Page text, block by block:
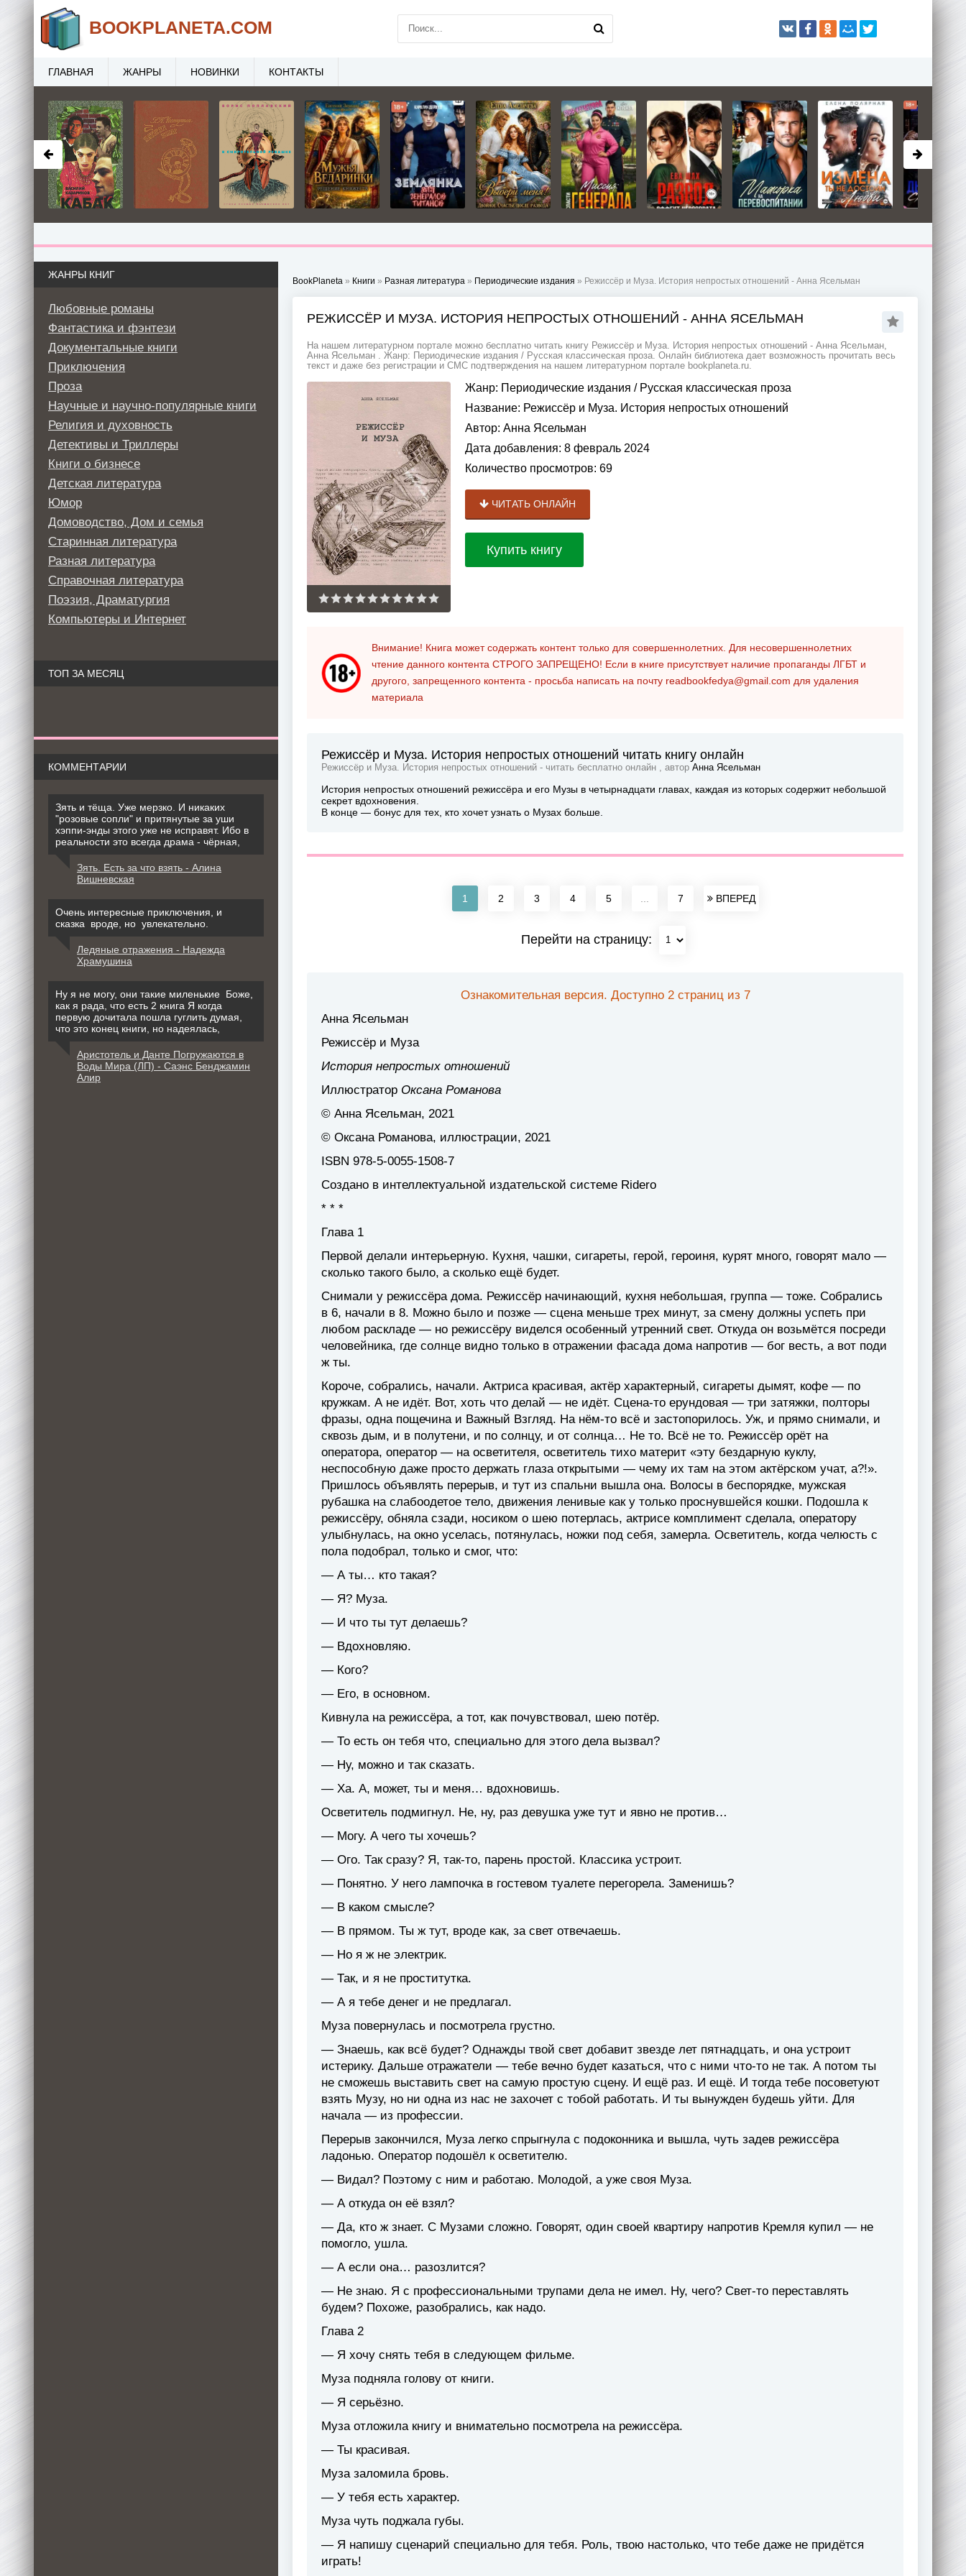
BookPlaneta » Книги » Разная литература » Периодические издания » Режиссёр и Муза. История непростых отношений - Анна Ясельман
РЕЖИССЁР И МУЗА. ИСТОРИЯ НЕПРОСТЫХ ОТНОШЕНИЙ - АННА ЯСЕЛЬМАН
На нашем литературном портале можно бесплатно читать книгу Режиссёр и Муза. История непростых отношений - Анна Ясельман,
Анна Ясельман . Жанр: Периодические издания / Русская классическая проза. Онлайн библиотека дает возможность прочитать весь
текст и даже без регистрации и СМС подтверждения на нашем литературном портале bookplaneta.ru.
Жанр: Периодические издания / Русская классическая проза
Название: Режиссёр и Муза. История непростых отношений
Автор: Анна Ясельман
Дата добавления: 8 февраль 2024
Количество просмотров: 69
ЧИТАТЬ ОНЛАЙН
Купить книгу
Внимание! Книга может содержать контент только для совершеннолетних. Для несовершеннолетних
чтение данного контента СТРОГО ЗАПРЕЩЕНО! Если в книге присутствует наличие пропаганды ЛГБТ и
другого, запрещенного контента - просьба написать на почту readbookfedya@gmail.com для удаления
материала
Режиссёр и Муза. История непростых отношений читать книгу онлайн
Режиссёр и Муза. История непростых отношений - читать бесплатно онлайн , автор Анна Ясельман
История непростых отношений режиссёра и его Музы в четырнадцати главах, каждая из которых содержит небольшой
секрет вдохновения.
В конце — бонус для тех, кто хочет узнать о Музах больше.
1 2 3 4 5 7 ВПЕРЕД
Перейти на страницу:
Ознакомительная версия. Доступно 2 страниц из 7
Анна Ясельман
Режиссёр и Муза
История непростых отношений
Иллюстратор Оксана Романова
© Анна Ясельман, 2021
© Оксана Романова, иллюстрации, 2021
ISBN 978-5-0055-1508-7
Создано в интеллектуальной издательской системе Ridero
* * *
Глава 1
Первой делали интерьерную. Кухня, чашки, сигареты, герой, героиня, курят много, говорят мало —
сколько такого было, а сколько ещё будет.
Снимали у режиссёра дома. Режиссёр начинающий, кухня небольшая, группа — тоже. Собрались
в 6, начали в 8. Можно было и позже — сцена меньше трех минут, за смену должны успеть при
любом раскладе — но режиссёру виделся особенный утренний свет. Откуда он возьмётся посреди
человейника, где солнце видно только в отражении фасада дома напротив — бог весть, а вот поди
ж ты.
Короче, собрались, начали. Актриса красивая, актёр характерный, сигареты дымят, кофе — по
кружкам. А не идёт. Вот, хоть что делай — не идёт. Сцена-то ерундовая — три затяжки, полторы
фразы, одна пощечина и Важный Взгляд. На нём-то всё и застопорилось. Уж, и прямо снимали, и
сквозь дым, и в полутени, и по солнцу, и от солнца… Не то. Всё не то. Режиссёр орёт на
оператора, оператор — на осветителя, осветитель тихо материт «эту бездарную куклу,
неспособную даже просто держать глаза открытыми — чему их там на этом актёрском учат, а?!».
Пришлось объявлять перерыв, и тут из спальни вышла она. Волосы в беспорядке, мужская
рубашка на слабоодетое тело, движения ленивые как у только проснувшейся кошки. Подошла к
режиссёру, обняла сзади, носиком о шею потерлась, актрисе комплимент сделала, оператору
улыбнулась, на окно уселась, потянулась, ножки под себя, замерла. Осветитель, когда челюсть с
пола подобрал, только и смог, что:
— А ты… кто такая?
— Я? Муза.
— И что ты тут делаешь?
— Вдохновляю.
— Кого?
— Его, в основном.
Кивнула на режиссёра, а тот, как почувствовал, шею потёр.
— То есть он тебя что, специально для этого дела вызвал?
— Ну, можно и так сказать.
— Ха. А, может, ты и меня… вдохновишь.
Осветитель подмигнул. Не, ну, раз девушка уже тут и явно не против…
— Могу. А чего ты хочешь?
— Ого. Так сразу? Я, так-то, парень простой. Классика устроит.
— Понятно. У него лампочка в гостевом туалете перегорела. Заменишь?
— В каком смысле?
— В прямом. Ты ж тут, вроде как, за свет отвечаешь.
— Но я ж не электрик.
— Так, и я не проститутка.
— А я тебе денег и не предлагал.
Муза повернулась и посмотрела грустно.
— Знаешь, как всё будет? Однажды твой свет добавит звезде лет пятнадцать, и она устроит
истерику. Дальше отражатели — тебе вечно будет казаться, что с ними что-то не так. А потом ты
не сможешь выставить свет на самую простую сцену. И ещё раз. И ещё. И тогда тебе посоветуют
взять Музу, но ни одна из нас не захочет с тобой работать. И ты вынужден будешь уйти. Для
начала — из профессии.
Перерыв закончился, Муза легко спрыгнула с подоконника и вышла, чуть задев режиссёра
ладонью. Оператор подошёл к осветителю.
— Видал? Поэтому с ним и работаю. Молодой, а уже своя Муза.
— А откуда он её взял?
— Да, кто ж знает. С Музами сложно. Говорят, один своей квартиру напротив Кремля купил — не
помогло, ушла.
— А если она… разозлится?
— Не знаю. Я с профессиональными трупами дела не имел. Ну, чего? Свет-то переставлять
будем? Похоже, разобрались, как надо.
Глава 2
— Я хочу снять тебя в следующем фильме.
Муза подняла голову от книги.
— Я серьёзно.
Муза отложила книгу и внимательно посмотрела на режиссёра.
— Ты красивая.
Муза заломила бровь.
— У тебя есть характер.
Муза чуть поджала губы.
— Я напишу сценарий специально для тебя. Роль, твою настолько, что тебе даже не придётся
играть!
ЖАНРЫ КНИГ
Любовные романы
Фантастика и фэнтези
Документальные книги
Приключения
Проза
Научные и научно-популярные книги
Религия и духовность
Детективы и Триллеры
Книги о бизнесе
Детская литература
Юмор
Домоводство, Дом и семья
Старинная литература
Разная литература
Справочная литература
Поэзия, Драматургия
Компьютеры и Интернет
ТОП ЗА МЕСЯЦ
КОММЕНТАРИИ
Зять и тёща. Уже мерзко. И никаких
"розовые сопли" и притянутые за уши
хэппи-энды этого уже не исправят. Ибо в
реальности это всегда драма - чёрная,
Зять. Есть за что взять - Алина
Вишневская
Очень интересные приключения, и
сказка вроде, но увлекательно.
Ледяные отражения - Надежда
Храмушина
Ну я не могу, они такие миленькие Боже,
как я рада, что есть 2 книга Я когда
первую дочитала пошла гуглить думая,
что это конец книги, но надеялась,
Аристотель и Данте Погружаются в
Воды Мира (ЛП) - Саэнс Бенджамин
Алир
BOOKPLANETA.COM
ГЛАВНАЯ ЖАНРЫ НОВИНКИ КОНТАКТЫ